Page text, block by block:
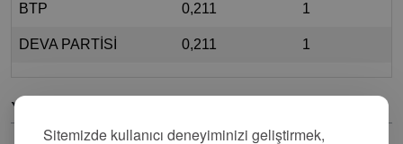
Sitemizde kullanıcı deneyiminizi geliştirmek,
BTP 0,211 1
DEVA PARTİSİ 0,211 1
Yorumlar